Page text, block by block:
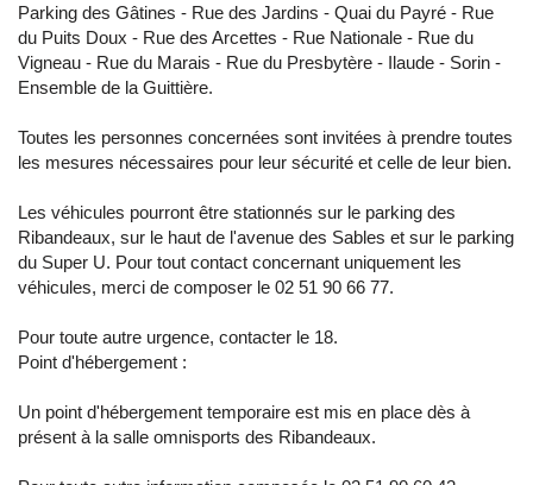
Parking des Gâtines - Rue des Jardins - Quai du Payré - Rue
du Puits Doux - Rue des Arcettes - Rue Nationale - Rue du
Vigneau - Rue du Marais - Rue du Presbytère - Ilaude - Sorin -
Ensemble de la Guittière.
Toutes les personnes concernées sont invitées à prendre toutes
les mesures nécessaires pour leur sécurité et celle de leur bien.
Les véhicules pourront être stationnés sur le parking des
Ribandeaux, sur le haut de l'avenue des Sables et sur le parking
du Super U. Pour tout contact concernant uniquement les
véhicules, merci de composer le 02 51 90 66 77.
Pour toute autre urgence, contacter le 18.
Point d'hébergement :
Un point d'hébergement temporaire est mis en place dès à
présent à la salle omnisports des Ribandeaux.